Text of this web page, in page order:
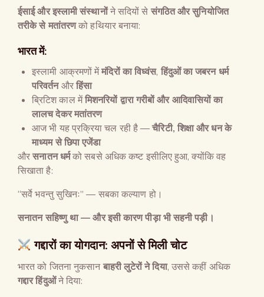
ईसाई और इस्लामी संस्थानोंने सदियों से संगठित और सुनियोजित
तरीके से मतांतरणको हथियार बनाया:
भारत में:
इस्लामी आक्रमणों मेंमंदिरों का विध्वंस, हिंदुओं का जबरन धर्म
परिवर्तनऔरहिंसा
ब्रिटिश काल मेंमिशनरियों द्वारा गरीबों और आदिवासियों का
लालच देकर मतांतरण
आज भी यह प्रक्रिया चल रही है —चैरिटी, शिक्षा और धन के
माध्यम से छिपा एजेंडा
औरसनातन धर्मको सबसे अधिक कष्ट इसीलिए हुआ, क्योंकि वह
सिखाता है:
“सर्वे भवन्तु सुखिनः” — सबका कल्याण हो।
सनातन सहिष्णु था—और इसी कारण पीड़ा भी सहनी पड़ी।
गद्दारों का योगदान: अपनों से मिली चोट
भारत को जितना नुकसानबाहरी लुटेरों ने दिया, उससे कहीं अधिक
गद्दार हिंदुओंने दिया: